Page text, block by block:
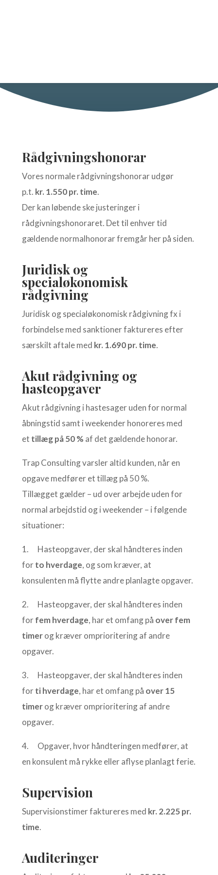
Rådgivningshonorar
Vores normale rådgivningshonorar udgør
p.t. kr. 1.550 pr. time.
Der kan løbende ske justeringer i
rådgivningshonoraret. Det til enhver tid
gældende normalhonorar fremgår her på siden.
Juridisk og
specialøkonomisk
rådgivning
Juridisk og specialøkonomisk rådgivning fx i
forbindelse med sanktioner faktureres efter
særskilt aftale med kr. 1.690 pr. time.
Akut rådgivning og
hasteopgaver
Akut rådgivning i hastesager uden for normal
åbningstid samt i weekender honoreres med
et tillæg på 50 % af det gældende honorar.
Trap Consulting varsler altid kunden, når en
opgave medfører et tillæg på 50 %.
Tillægget gælder – ud over arbejde uden for
normal arbejdstid og i weekender – i følgende
situationer:
1. Hasteopgaver, der skal håndteres inden
forto hverdage, og som kræver, at
konsulenten må flytte andre planlagte opgaver.
2. Hasteopgaver, der skal håndteres inden
forfem hverdage, har et omfang på over fem
timerog kræver omprioritering af andre
opgaver.
3. Hasteopgaver, der skal håndteres inden
forti hverdage, har et omfang på over 15
timerog kræver omprioritering af andre
opgaver.
4. Opgaver, hvor håndteringen medfører, at
en konsulent må rykke eller aflyse planlagt ferie.
Supervision
Supervisionstimer faktureres med kr. 2.225 pr.
time.
Auditeringer